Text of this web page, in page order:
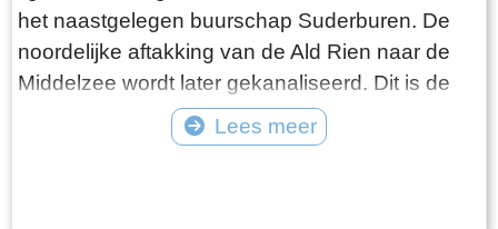
het naastgelegen buurschap Suderburen. De
noordelijke aftakking van de Ald Rien naar de
Middelzee wordt later gekanaliseerd. Dit is de
Folsgaasteropvaart. Een kreek die hierop uit
komt, is de oude opvaart naar de boerderij. Bij
Lees meer